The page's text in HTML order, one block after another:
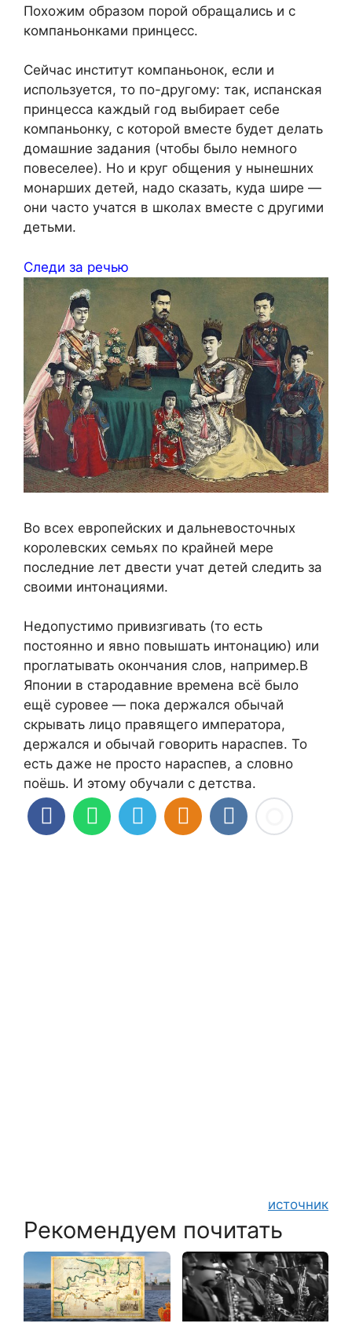
Похожим образом порой обращались и с
компаньонками принцесс.
Сейчас институт компаньонок, если и
используется, то по-другому: так, испанская
принцесса каждый год выбирает себе
компаньонку, с которой вместе будет делать
домашние задания (чтобы было немного
повеселее). Но и круг общения у нынешних
монарших детей, надо сказать, куда шире —
они часто учатся в школах вместе с другими
детьми.
Следи за речью
Во всех европейских и дальневосточных
королевских семьях по крайней мере
последние лет двести учат детей следить за
своими интонациями.
Недопустимо привизгивать (то есть
постоянно и явно повышать интонацию) или
проглатывать окончания слов, например.В
Японии в стародавние времена всё было
ещё суровее — пока держался обычай
скрывать лицо правящего императора,
держался и обычай говорить нараспев. То
есть даже не просто нараспев, а словно
поёшь. И этому обучали с детства.
источник
Рекомендуем почитать